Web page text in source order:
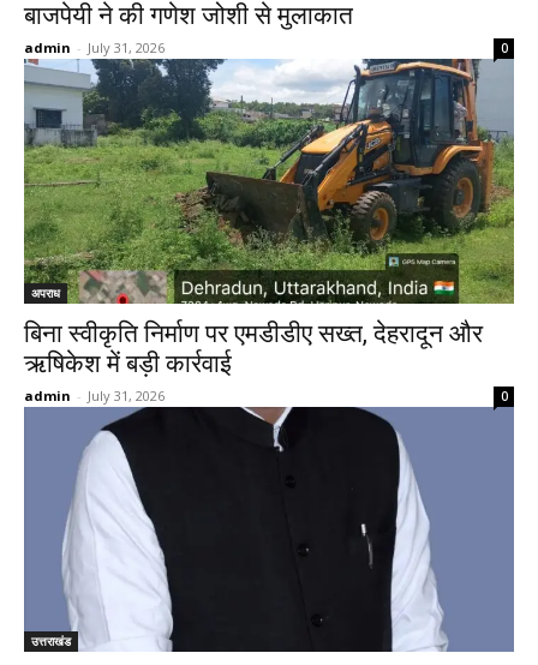
बाजपेयी ने की गणेश जोशी से मुलाकात
admin - July 31, 2026 0
अपराध
बिना स्वीकृति निर्माण पर एमडीडीए सख्त, देहरादून और
ऋषिकेश में बड़ी कार्रवाई
admin - July 31, 2026 0
उत्तराखंड